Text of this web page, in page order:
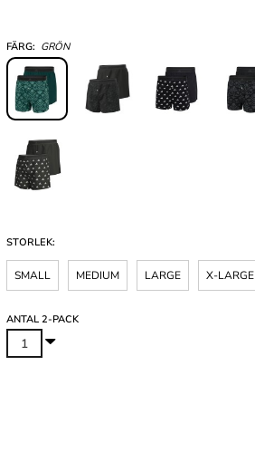
FÄRG: GRÖN
STORLEK:
SMALL MEDIUM LARGE X-LARGE
ANTAL 2-PACK